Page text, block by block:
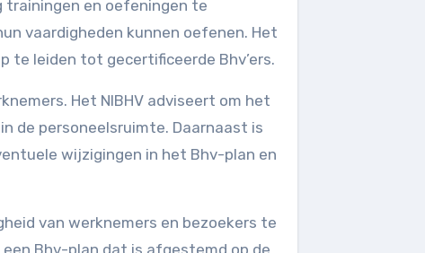
trainingen en oefeningen te
vaardigheden kunnen oefenen. Het
te leiden tot gecertificeerde Bhv’ers.
Het NIBHV adviseert om het
de personeelsruimte. Daarnaast is
wijzigingen in het Bhv-plan en
van werknemers en bezoekers te
Bhv-plan dat is afgestemd op de